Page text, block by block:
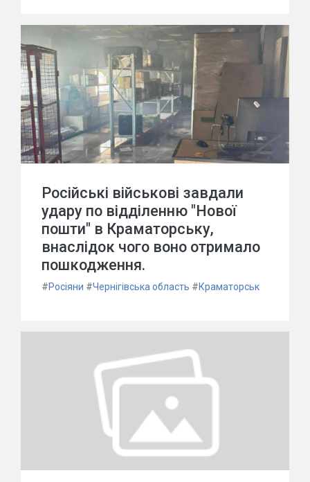
Російські військові завдали
удару по відділенню "Нової
пошти" в Краматорську,
внаслідок чого воно отримало
пошкодження.
#Росіяни #Чернігівська область #Краматорськ